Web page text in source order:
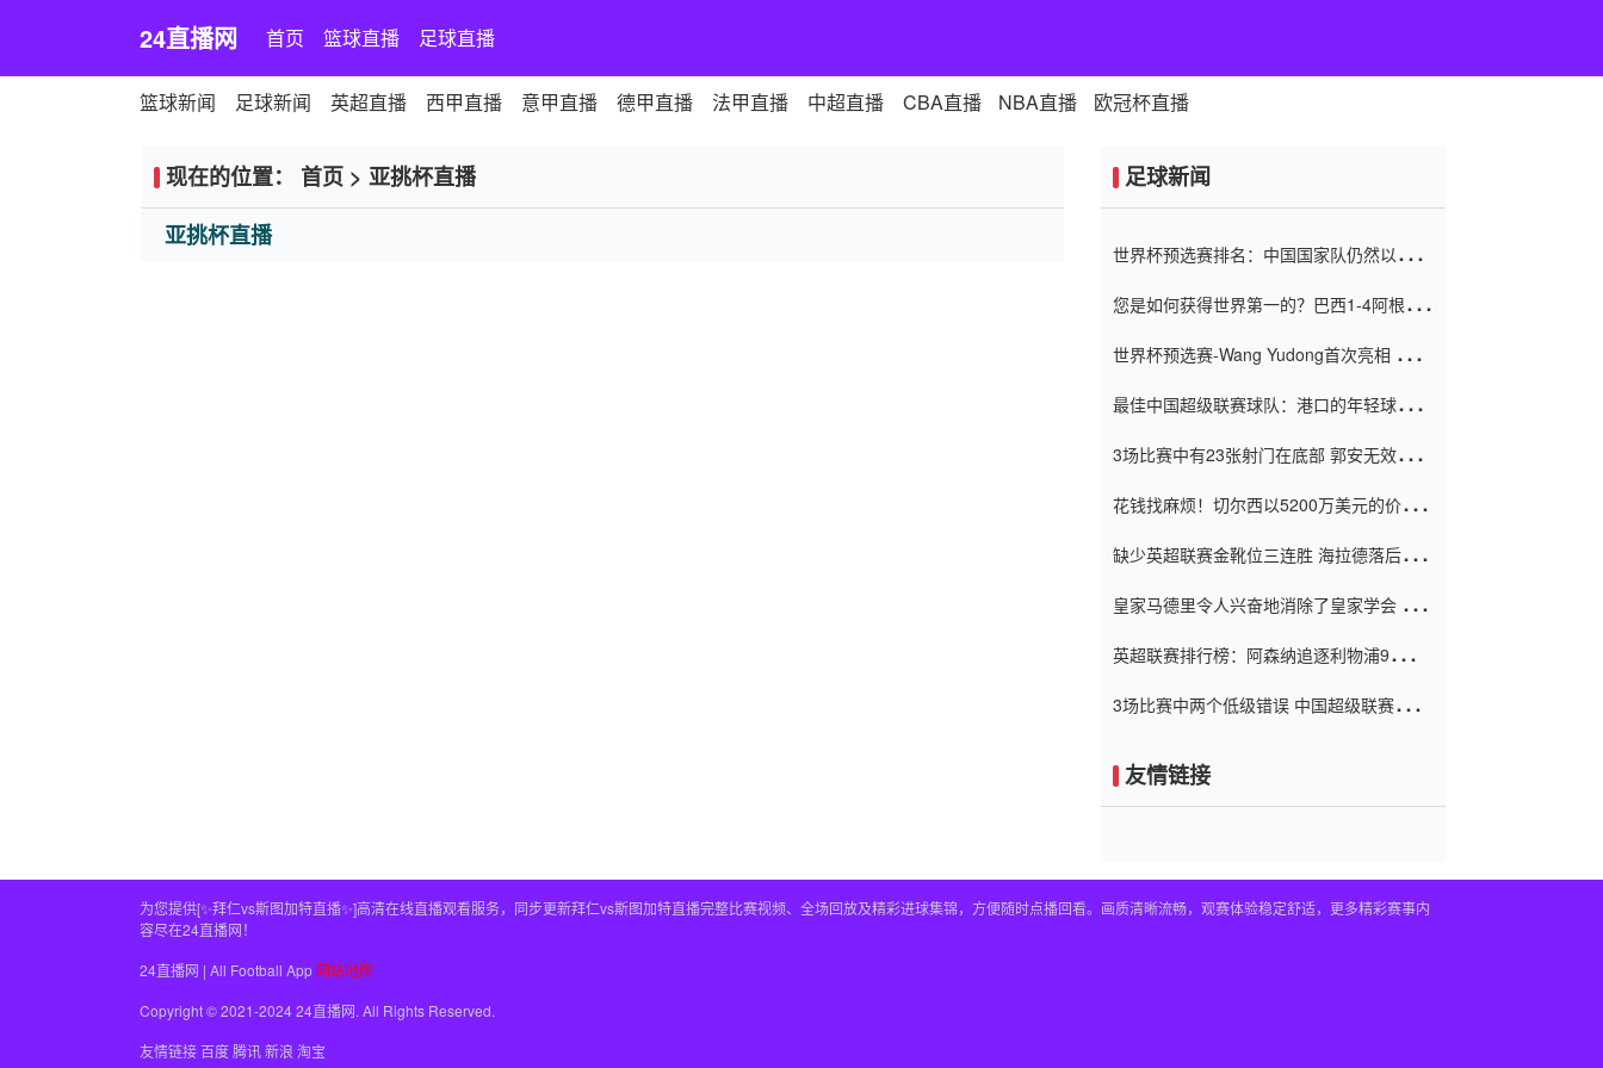
24直播网 首页 篮球直播 足球直播
篮球新闻 足球新闻 英超直播 西甲直播 意甲直播 德甲直播 法甲直播 中超直播 CBA直播 NBA直播 欧冠杯直播
现在的位置： 首页 > 亚挑杯直播
亚挑杯直播
足球新闻
世界杯预选赛排名：中国国家队仍然以6分
您是如何获得世界第一的？巴西1-4阿根
世界杯预选赛-Wang Yudong首次亮相 中国
最佳中国超级联赛球队：港口的年轻球员在
（Taishan）
3场比赛中有23张射门在底部 郭安无效传球
花钱找麻烦！切尔西以5200万美元的价格
窗口
缺少英超联赛金靴位三连胜 海拉德落后6球
皇家马德里令人兴奋地消除了皇家学会 安
英超联赛排行榜：阿森纳追逐利物浦9分 曼
3场比赛中两个低级错误 中国超级联赛的前
友情链接
为您提供[✨拜仁vs斯图加特直播✨]高清在线直播观看服务，同步更新拜仁vs斯图加特直播完整比赛视频、全场回放及精彩进球集锦，方便随时点播回看。画质清晰流畅，观赛体验稳定舒适，更多精彩赛事内
容尽在24直播网！
24直播网 | All Football App 网站地图
Copyright © 2021-2024 24直播网. All Rights Reserved.
友情链接百度腾讯新浪 淘宝